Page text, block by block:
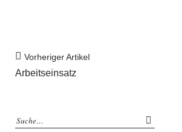
Vorheriger Artikel
Arbeitseinsatz